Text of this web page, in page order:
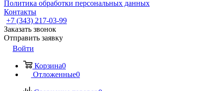
Политика обработки персональных данных
Контакты
+7 (343) 217-03-99
Заказать звонок
Отправить заявку
Войти
Корзина0
Отложенные0